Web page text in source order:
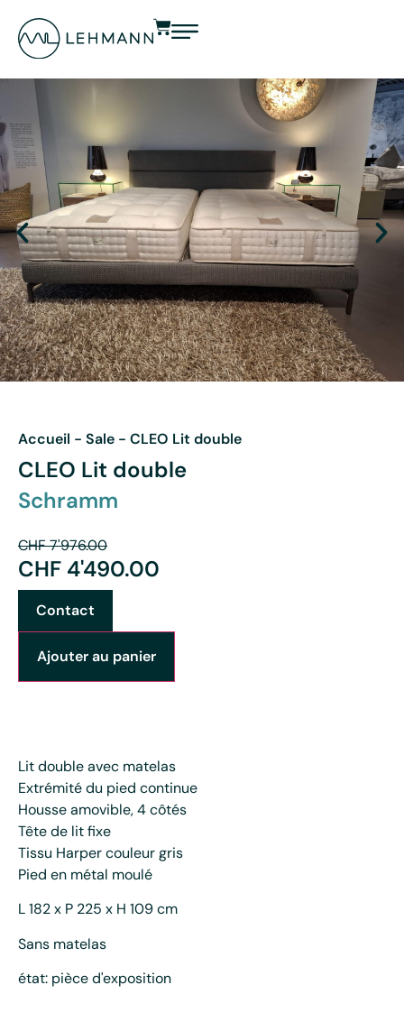
Accueil - Sale - CLEO Lit double
CLEO Lit double
Schramm
CHF7'976.00
CHF 4'490.00
Contact
Ajouter au panier
Lit double avec matelas
Extrémité du pied continue
Housse amovible, 4 côtés
Tête de lit fixe
Tissu Harper couleur gris
Pied en métal moulé
L 182 x P 225 x H 109 cm
Sans matelas
état: pièce d'exposition